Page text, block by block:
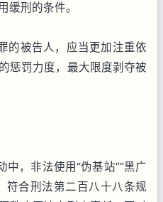
缓刑的条件。
的被告人，应当更加注重依
惩罚力度，最大限度剥夺被
，非法使用“伪基站”“黑广
符合刑法第二百八十八条规